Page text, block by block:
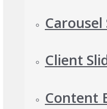
Carousel
Client
Content